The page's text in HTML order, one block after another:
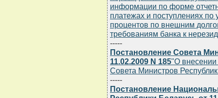
информации по форме
платежах и поступлениях
процентов по внешним
требованиям банка к
-----
Постановление Совета
11.02.2009 N 185"О внесении
Совета Министров
-----
Постановление